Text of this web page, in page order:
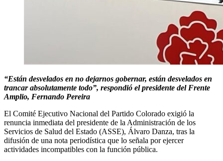
“Están desvelados en no dejarnos gobernar, están desvelados en
trancar absolutamente todo”, respondió el presidente del Frente
Amplio, Fernando Pereira
El Comité Ejecutivo Nacional del Partido Colorado exigió la
renuncia inmediata del presidente de la Administración de los
Servicios de Salud del Estado (ASSE), Álvaro Danza, tras la
difusión de una nota periodística que lo señala por ejercer
actividades incompatibles con la función pública.